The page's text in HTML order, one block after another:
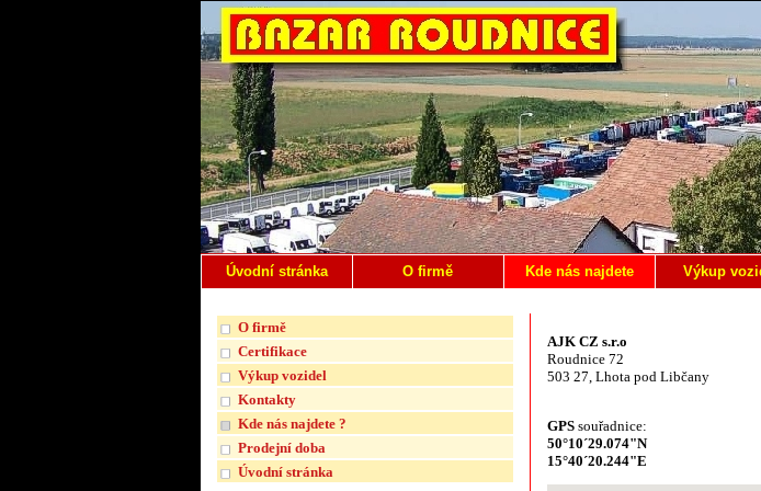
Úvodní stránka O firmě Kde nás najdete Výkup
O firmě
Certifikace
Výkup vozidel
Kontakty
Kde nás najdete ?
Prodejní doba
Úvodní stránka
AJK CZ s.r.o
Roudnice 72
503 27, Lhota pod Libčany
GPSsouřadnice:
50°10´29.074"N
15°40´20.244"E